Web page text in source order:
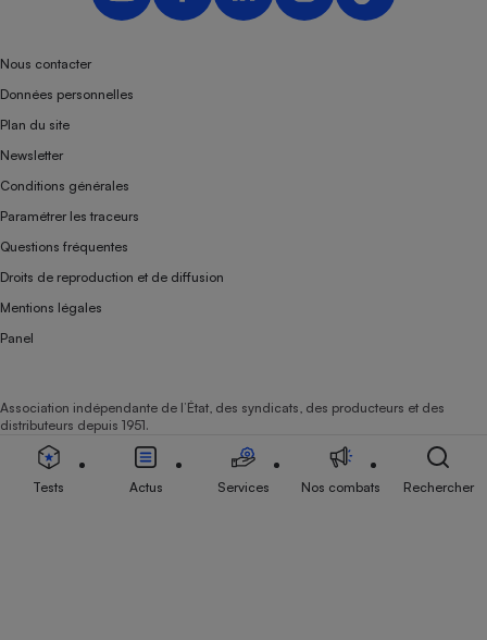
Nous contacter
Données personnelles
Plan du site
Newsletter
Conditions générales
Paramétrer les traceurs
Questions fréquentes
Droits de reproduction et de diffusion
Mentions légales
Panel
Association indépendante de l’État, des syndicats, des producteurs et des
distributeurs depuis 1951.
Tests Actus Services Nos combats Rechercher